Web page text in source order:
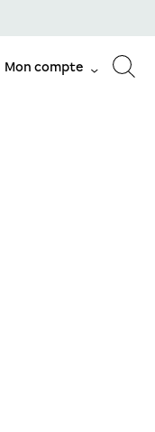
Mon compte